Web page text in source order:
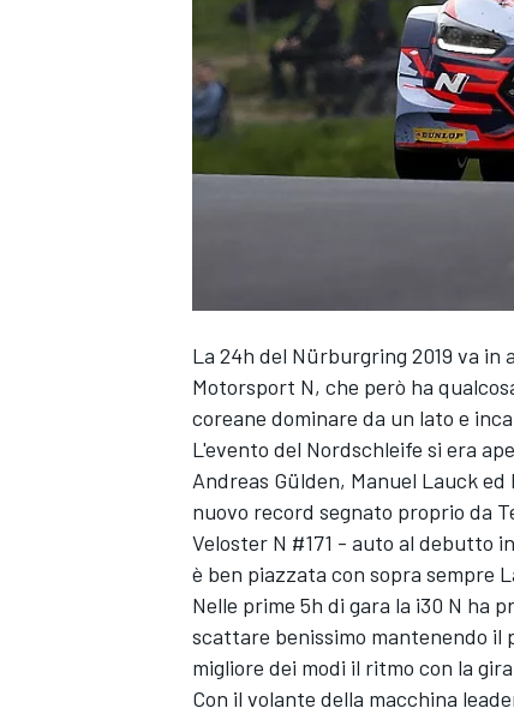
MONOPOSTO
La 24h del Nürburgring 2019 va in
Motorsport N, che però ha
coreane dominare da un lato e
L'evento del Nordschleife si era
Andreas Gülden, Manuel Lauck
nuovo record segnato proprio da
Veloster N #171 - auto al debutto
è ben piazzata con sopra sempre
Nelle prime 5h di gara la i30 N ha
scattare benissimo mantenendo il
migliore dei modi il ritmo con la
Con il volante della macchina